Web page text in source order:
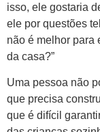
isso, ele gostaria
ele por questões
não é melhor para
da casa?”
Uma pessoa não
que precisa
que é difícil